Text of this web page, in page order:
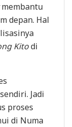
membantu
depan. Hal
Kitodi
Jadi
proses
di Numa